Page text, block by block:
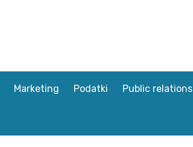
Marketing Podatki Public relations